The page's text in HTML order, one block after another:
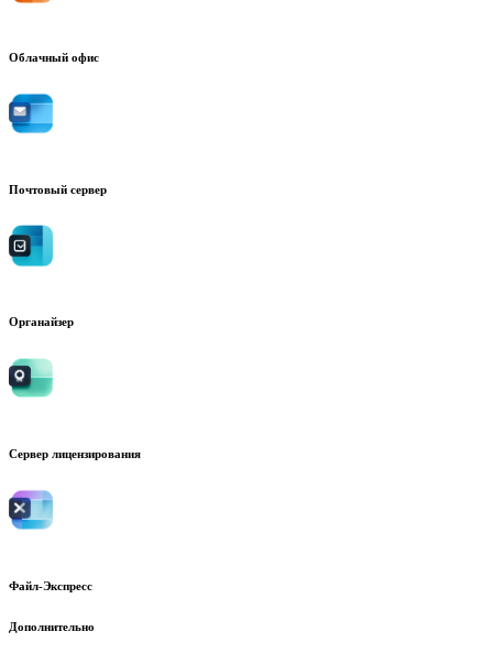
Облачный офис
Почтовый сервер
Органайзер
Сервер лицензирования
Файл-Экспресс
Дополнительно